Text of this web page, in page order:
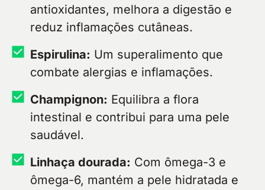
antioxidantes, melhora a digestão e
reduz inflamações cutâneas.
Espirulina: Um superalimento que
combate alergias e inflamações.
Champignon: Equilibra a flora
intestinal e contribui para uma pele
saudável.
Linhaça dourada: Com ômega-3 e
ômega-6, mantém a pele hidratada e